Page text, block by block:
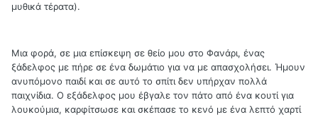
μυθικά τέρατα).
Μια φορά, σε μια επίσκεψη σε θείο μου στο Φανάρι, ένας
ξάδελφος με πήρε σε ένα δωμάτιο για να με απασχολήσει. Ήμουν
ανυπόμονο παιδί και σε αυτό το σπίτι δεν υπήρχαν πολλά
παιχνίδια. Ο εξάδελφος μου έβγαλε τον πάτο από ένα κουτί για
λουκούμια, καρφίτσωσε και σκέπασε το κενό με ένα λεπτό χαρτί